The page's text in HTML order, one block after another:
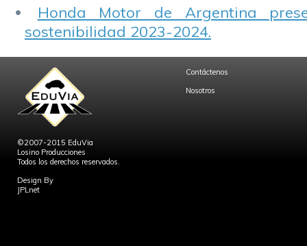
Honda Motor de Argentina
sostenibilidad 2023-2024.
©2007-2015 EduVia
Losino Producciones
Todos los derechos reservados.
Design By
JPLnet
Contáctenos
Nosotros